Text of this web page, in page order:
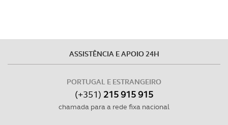
ASSISTÊNCIA E APOIO 24H
PORTUGAL E ESTRANGEIRO
(+351) 215 915 915
chamada para a rede fixa nacional